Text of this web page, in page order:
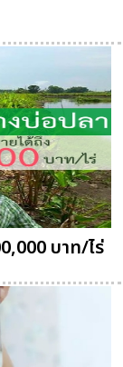
บาท/ไร่